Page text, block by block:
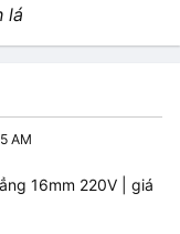
lá
AM
16mm 220V | giá